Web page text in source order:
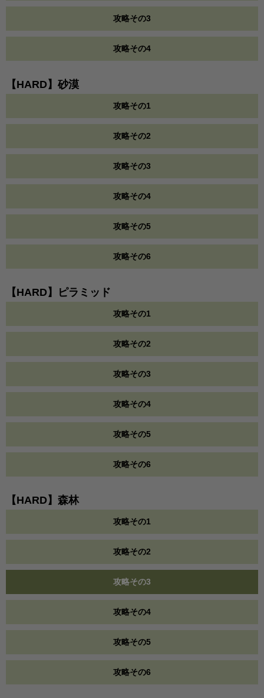
攻略その3
攻略その4
【HARD】砂漠
攻略その1
攻略その2
攻略その3
攻略その4
攻略その5
攻略その6
【HARD】ピラミッド
攻略その1
攻略その2
攻略その3
攻略その4
攻略その5
攻略その6
【HARD】森林
攻略その1
攻略その2
攻略その3
攻略その4
攻略その5
攻略その6